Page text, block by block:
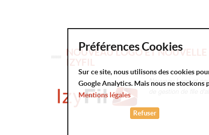
NOUVEAU LOGO ET
IZYFIL
Nouveau Logo et
Préférences Cookies
Sur ce site, nous utilisons des cookies
Google Analytics. Mais nous ne stockons
Mentions légales
Refuser